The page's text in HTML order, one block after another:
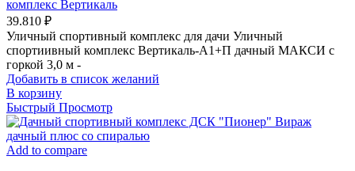
комплекс Вертикаль
39.810 ₽
Уличный спортивный комплекс для дачи Уличный
спортиивный комплекс Вертикаль-А1+П дачный МАКСИ с
горкой 3,0 м -
Добавить в список желаний
В корзину
Быстрый Просмотр
Add to compare